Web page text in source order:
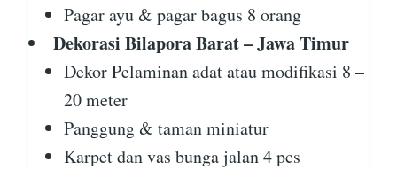
Pagar ayu & pagar bagus 8 orang
Dekorasi Bilapora Barat – Jawa Timur
Dekor Pelaminan adat atau modifikasi 8 –
20 meter
Panggung & taman miniatur
Karpet dan vas bunga jalan 4 pcs